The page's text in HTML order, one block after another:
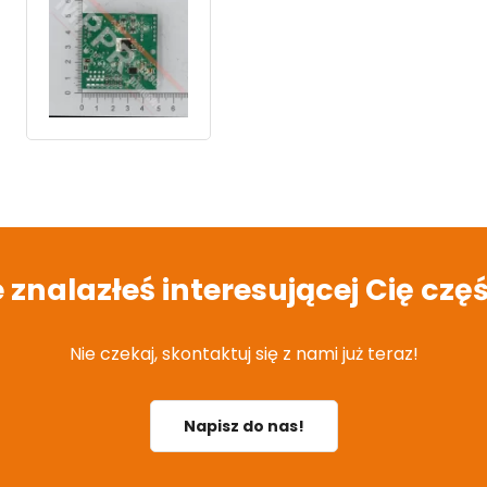
znalazłeś interesującej Cię
Nie czekaj, skontaktuj się z nami już teraz!
Napisz do nas!